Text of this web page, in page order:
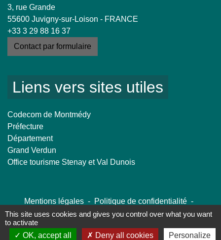
3, rue Grande
55600 Juvigny-sur-Loison - FRANCE
+33 3 29 88 16 37
Contact par formulaire
Liens vers sites utiles
Codecom de Montmédy
Préfecture
Département
Grand Verdun
Office tourisme Stenay et Val Dunois
Mentions légales - Politique de confidentialité -
Accessibilité - Plan du site - Gestion des cookies
Site créé en partenariat avec Réseau des Communes
This site uses cookies and gives you control over what you want
to activate
OK, accept all
Deny all cookies Personalize